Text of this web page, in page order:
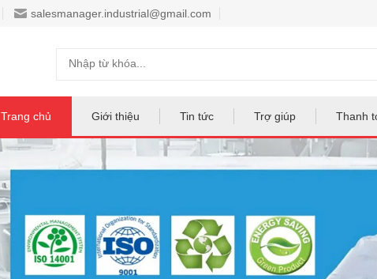
salesmanager.industrial@gmail.com
Trang chủ Giới thiệu Tin tức Trợ giúp Thanh